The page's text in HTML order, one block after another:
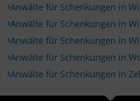
Anwälte für Schenkungen in
Anwälte für Schenkungen in
Anwälte für Schenkungen in
Anwälte für Schenkungen in
Anwälte für Schenkungen in